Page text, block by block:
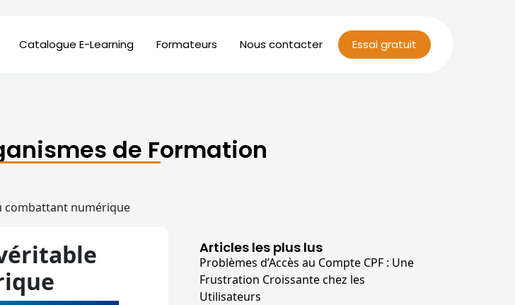
Catalogue E-Learning Formateurs Nous contacter Essai gratuit
de Formation
combattant numérique
Articles les plus lus
Problèmes d’Accès au Compte CPF : Une
Frustration Croissante chez les
Utilisateurs